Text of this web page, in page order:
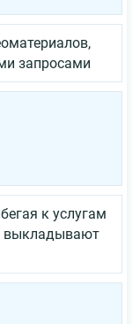
запросами
к услугам
выкладывают